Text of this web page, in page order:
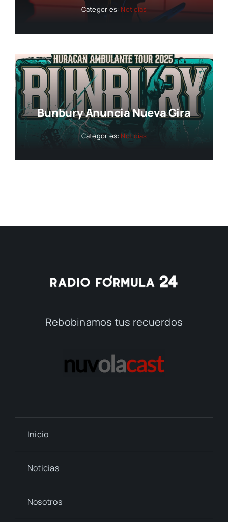
Categories: Noticias
Bunbury Anuncia Nueva Gira
Categories: Noticias
Rebobinamos tus recuerdos
Inicio
Noticias
Nosotros